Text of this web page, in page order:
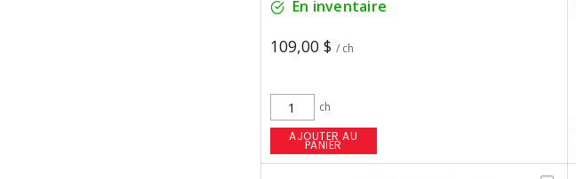
En inventaire
109,00 $ / ch
ch
AJOUTER AU
PANIER